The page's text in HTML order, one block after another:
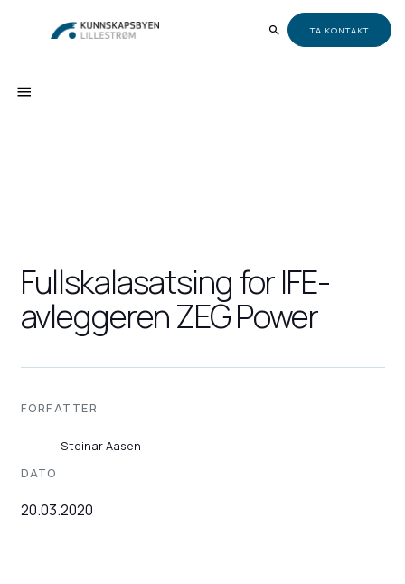
TA KONTAKT
Fullskalasatsing for IFE-
avleggeren ZEG Power
FORFATTER
Steinar Aasen
DATO
20.03.2020